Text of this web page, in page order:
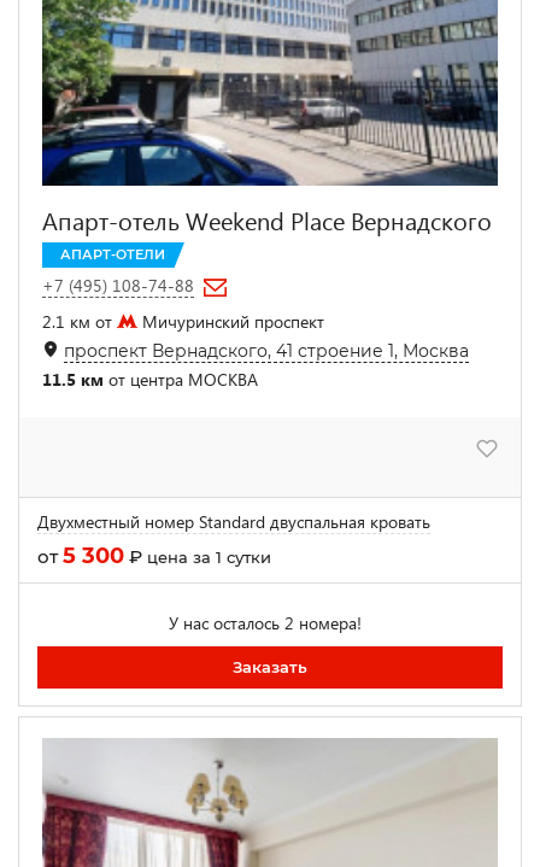
Апарт-отель Weekend Place Вернадского
АПАРТ-ОТЕЛИ
+7 (495) 108-74-88
2.1 км от
Мичуринский проспект
проспект Вернадского, 41 строение 1, Москва
11.5 км от центра МОСКВА
Двухместный номер Standard двуспальная кровать
от5 300 ₽ цена за 1 сутки
У нас осталось 2 номера!
Заказать